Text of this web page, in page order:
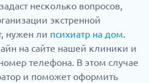
несколько вопросов,
экстренной
нужен ли психиатр на дом.
на сайте нашей клиники и
телефона. В этом случае
и поможет оформить